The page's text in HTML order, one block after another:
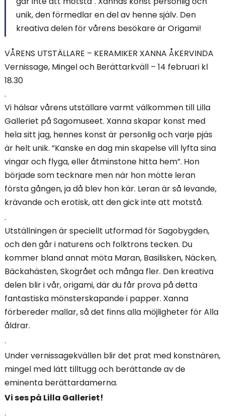
e
unik, den förmedlar en del av henne själv. Den
kreativa delen för vårens besökare är Origami!
VÅRENS UTSTÄLLARE – KERAMIKER XANNA ÅKERVINDA
Vernissage, Mingel och Berättarkväll – 14 februari kl
18.30
.
Vi hälsar vårens utställare varmt välkommen till Lilla
Galleriet på Sagomuseet. Xanna skapar konst med
hela sitt jag, hennes konst är personlig och varje pjäs
är helt unik. ”Kanske en dag min skapelse vill lyfta sina
vingar och flyga, eller åtminstone hitta hem”. Hon
började som tecknare men när hon mötte leran
första gången, ja då blev hon kär. Leran är så levande,
krävande och erotisk, att den gick inte att motstå.
.
Utställningen är speciellt utformad för Sagobygden,
och den går i naturens och folktrons tecken. Du
kommer bland annat möta Maran, Basilisken, Näcken,
Bäckahästen, Skogrået och många fler. Den kreativa
delen blir i vår, origami, där du får prova på detta
fantastiska mönsterskapande i papper. Xanna
förbereder mallar, så det finns alla möjligheter för Alla
åldrar.
.
Under vernissagekvällen blir det prat med konstnären,
mingel med lätt tilltugg och berättande av de
eminenta berättardamerna.
Vi ses på Lilla Galleriet!
.